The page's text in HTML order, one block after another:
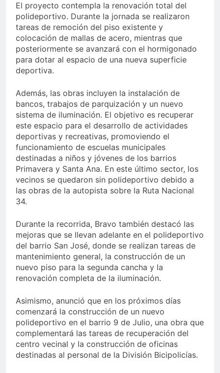
El proyecto contempla la renovación total del
polideportivo. Durante la jornada se realizaron
tareas de remoción del piso existente y
colocación de mallas de acero, mientras que
posteriormente se avanzará con el hormigonado
para dotar al espacio de una nueva superficie
deportiva.
Además, las obras incluyen la instalación de
bancos, trabajos de parquización y un nuevo
sistema de iluminación. El objetivo es recuperar
este espacio para el desarrollo de actividades
deportivas y recreativas, promoviendo el
funcionamiento de escuelas municipales
destinadas a niños y jóvenes de los barrios
Primavera y Santa Ana. En este último sector, los
vecinos se quedaron sin polideportivo debido a
las obras de la autopista sobre la Ruta Nacional
34.
Durante la recorrida, Bravo también destacó las
mejoras que se llevan adelante en el polideportivo
del barrio San José, donde se realizan tareas de
mantenimiento general, la construcción de un
nuevo piso para la segunda cancha y la
renovación completa de la iluminación.
Asimismo, anunció que en los próximos días
comenzará la construcción de un nuevo
polideportivo en el barrio 9 de Julio, una obra que
complementará las tareas de recuperación del
centro vecinal y la construcción de oficinas
destinadas al personal de la División Bicipolicías.